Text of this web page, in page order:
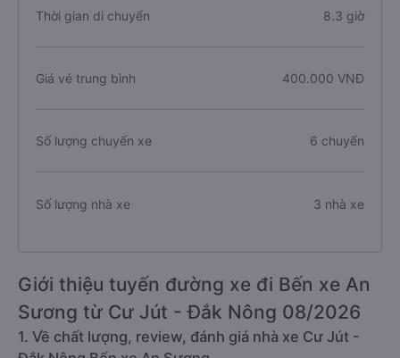
Thời gian di chuyển 8.3 giờ
Giá vé trung bình 400.000 VNĐ
Số lượng chuyến xe 6 chuyến
Số lượng nhà xe 3 nhà xe
Giới thiệu tuyến đường xe đi Bến xe An
Sương từ Cư Jút - Đắk Nông 08/2026
1. Về chất lượng, review, đánh giá nhà xe Cư Jút -